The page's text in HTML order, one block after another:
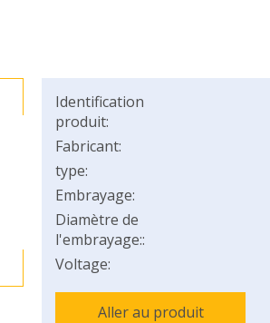
Identification
produit:
Fabricant:
type:
Embrayage:
Diamètre de
l'embrayage::
Voltage:
Aller au produit